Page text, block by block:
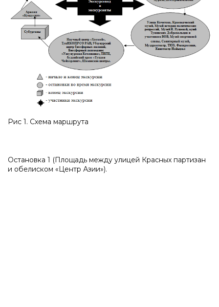
Рис 1. Схема маршрута
Остановка 1 (Площадь между улицей Красных партизан
и обелиском «Центр Азии»).